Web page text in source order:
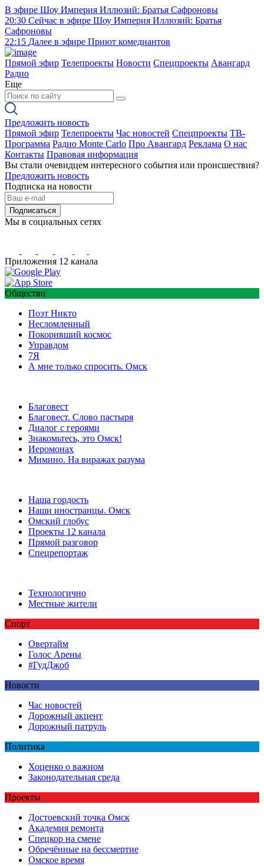
В эфире Шоу Империя Иллюзий: Братья Сафроновы
20:30 Сейчас в эфире Шоу Империя Иллюзий: Братья
Сафроновы
22:15 Далее в эфире Приют комедиантов
Прямой эфир Телепроекты Новости Спецпроекты Авангард
Радио
Еще
Предложить новость
Прямой эфир Телепроекты Час новостей Спецпроекты ТВ-
Программа Радио Monte Carlo Про Авангард Реклама О нас
Контакты Правовая информация
Вы стали очевидцем интересного события или происшествия?
Предложить новость
Подписка на новости
Подписаться
Мы в социальных сетях
Приложения 12 канала
Общество
Поэт Никто
Несломленный
Покоривший космос
Управдом
7Я
А мне только спросить. Омск
Благовест
Благовест. Слово пастыря
Диалог с героями
Знакомьтесь, это Омск!
Иеромонах
Мимино. На виражах разума
Наша гордость
Наши иностранцы. Омск
Омский глобус
Проекты 12 канала
Прямой разговор
Спецрепортаж
Технологично
Местные жители
Спорт
Овертайм
Голос Арены
#ГудДжоб
Новости
Час новостей
Дорожный акцент
Дорожный патруль
Политика
Хоценко о важном
Законодательная среда
Проекты
Достоевский точка Омск
Академия ремонта
Спецкор на смене
Обречённые на бессмертие
Омское время